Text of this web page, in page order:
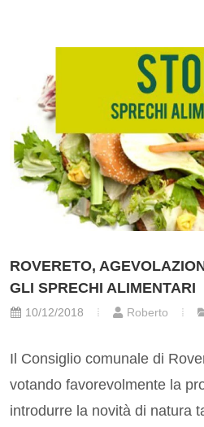
ROVERETO,
GLI SPRECHI ALIMENTARI
10/12/2018 Roberto
Il Consiglio comunale di
votando favorevolmente la
introdurre la novità di natura